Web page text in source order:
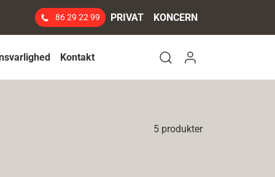
86 29 22 99 PRIVAT KONCERN
Kontakt
Log ind
5 produkter